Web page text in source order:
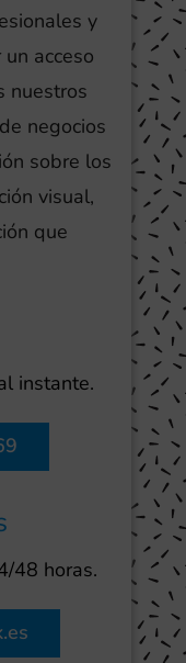
y
acceso
nuestros
negocios
sobre los
visual,
que
instante.
48 horas.